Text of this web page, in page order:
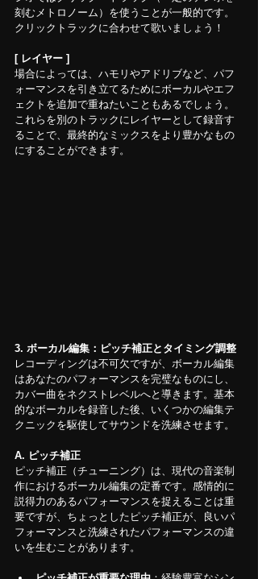
刻むメトロノーム）を使うことが一般的です。
クリックトラックに合わせて歌いましょう！
[ レイヤー ]
場合によっては、ハモリやアドリブなど、パフ
ォーマンスを引き立てるためにボーカルやエフ
ェクトを追加で重ねたいこともあるでしょう。
これらを別のトラックにレイヤーとして録音す
ることで、最終的なミックスをより豊かなもの
にすることができます。
3. ボーカル編集：ピッチ補正とタイミング調整
レコーディングは不可欠ですが、ボーカル編集
はあなたのパフォーマンスを完璧なものにし、
カバー曲をネクストレベルへと導きます。基本
的なボーカルを録音した後、いくつかの編集テ
クニックを駆使してサウンドを洗練させます。
A. ピッチ補正
ピッチ補正（チューニング）は、現代の音楽制
作におけるボーカル編集の定番です。感情的に
説得力のあるパフォーマンスを捉えることは重
要ですが、ちょっとしたピッチ補正が、良いパ
フォーマンスと洗練されたパフォーマンスの違
いを生むことがあります。